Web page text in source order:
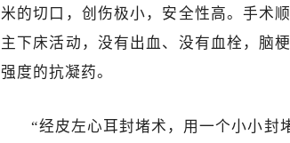
米的切口，创伤极小，安全性高。手术
主下床活动，没有出血、没有血栓，脑
强度的抗凝药。
“经皮左心耳封堵术，用一个小小封